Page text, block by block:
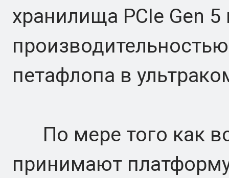
хранилища PCIe Gen
петафлопа в
По мере того как
принимают